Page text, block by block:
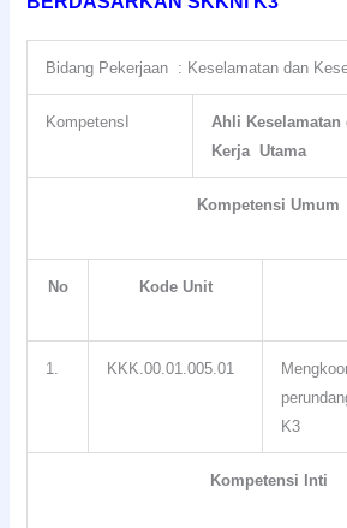
Bidang Pekerjaan : Keselamatan dan
KompetensI
Ahli Keselamatan
Kerja Utama
Kompetensi Umum
No Kode Unit
1. KKK.00.01.005.01
K3
Kompetensi Inti